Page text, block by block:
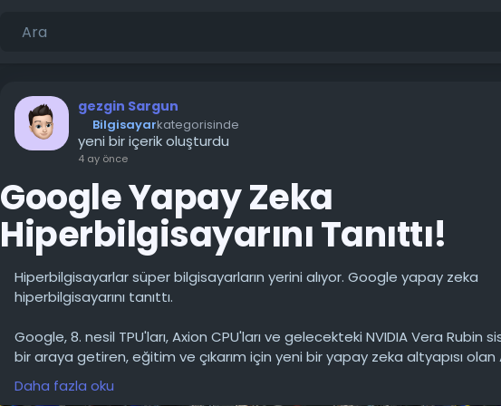
gezgin Sargun
Bilgisayarkategorisinde
yeni bir içerik oluşturdu
4 ay önce
Google Yapay Zeka
Hiperbilgisayarını Tanıttı!
Hiperbilgisayarlar süper bilgisayarların yerini alıyor. Google yapay zeka
hiperbilgisayarını tanıttı.
Google, 8. nesil TPU'ları, Axion CPU'ları ve gelecekteki NVIDIA Vera Rubin
bir araya getiren, eğitim ve çıkarım için yeni bir yapay zeka altyapısı olan
Hypercomputer'ı tanıttı. Şirket, bunu kurumsal yapay zeka ajanlarının
görüyor.
Daha fazla oku